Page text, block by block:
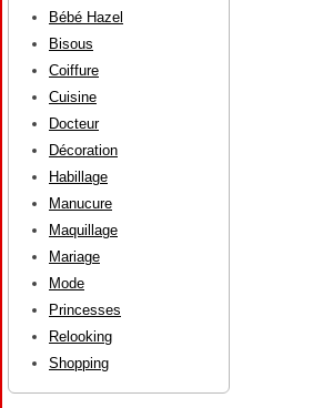
Bébé Hazel
Bisous
Coiffure
Cuisine
Docteur
Décoration
Habillage
Manucure
Maquillage
Mariage
Mode
Princesses
Relooking
Shopping